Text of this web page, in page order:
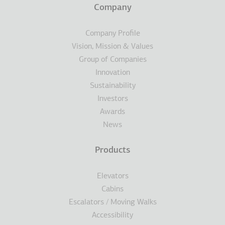
Company
Company Profile
Vision, Mission & Values
Group of Companies
Innovation
Sustainability
Investors
Awards
News
Products
Elevators
Cabins
Escalators / Moving Walks
Accessibility